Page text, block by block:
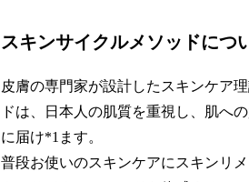
スキンサイクルメソッドにつ
皮膚の専門家が設計したスキンケア
ドは、日本人の肌質を重視し、肌へ
に届け*1ます。
普段お使いのスキンケアにスキンリ